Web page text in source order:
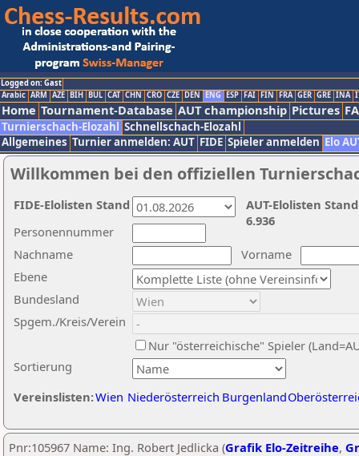
Logged on: Gast
Arabic ARM AZE BIH BUL CAT CHN CRO CZE DEN ENG ESP FAI FIN FRA GER GRE INA
Home Tournament-Database AUT championship Pictures
Turnierschach-Elozahl Schnellschach-Elozahl
Allgemeines Turnier anmelden: AUT FIDE Spieler anmelden Elo
Willkommen bei den offiziellen
Nachname
Vorname
Ebene
Sortierung
Personennummer
Bundesland
Spgem./Kreis/Verein
Nur "österreichische" Spieler
Vereinslisten:Wien Niederösterreich Burgenland
AUT-Elolisten
6.936
FIDE-Elolisten Stand
Pnr:105967 Name: Ing. Robert Jedlicka (Grafik Elo-Zeitreihe,